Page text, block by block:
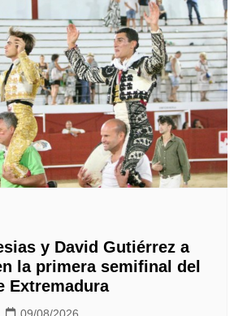
y David Gutiérrez a
la primera semifinal del
Extremadura